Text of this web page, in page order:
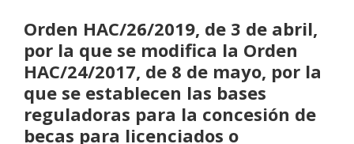
Orden HAC/26/2019, de 3 de abril,
por la que se modifica la Orden
HAC/24/2017, de 8 de mayo, por la
que se establecen las bases
reguladoras para la concesión de
becas para licenciados o